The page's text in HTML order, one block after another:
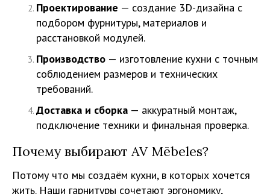
Проектирование — создание 3D-дизайна с
подбором фурнитуры, материалов и
расстановкой модулей.
Производство — изготовление кухни с точным
соблюдением размеров и технических
требований.
Доставка и сборка — аккуратный монтаж,
подключение техники и финальная проверка.
Почему выбирают AV Mēbeles?
Потому что мы создаём кухни, в которых хочется
жить. Наши гарнитуры сочетают эргономику,